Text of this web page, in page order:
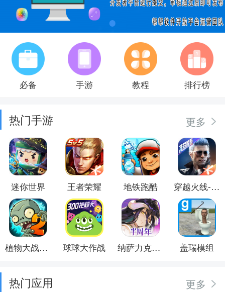
必备 手游 教程 排行榜
热门手游 更多
迷你世界 王者荣耀 地铁跑酷 穿越火线-枪战王者
植物大战僵尸2 球球大作战 纳萨力克之王 盖瑞模组
热门应用 更多